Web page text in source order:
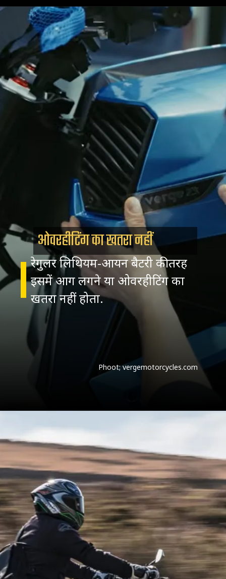
ओवरहीटिंग का खतरा नहीं
रेगुलर लिथियम-आयन बैटरी की तरह
इसमें आग लगने या ओवरहीटिंग का
खतरा नहीं होता.
Phoot; vergemotorcycles.com